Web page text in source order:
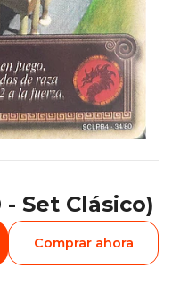
Set Clásico)
Comprar ahora